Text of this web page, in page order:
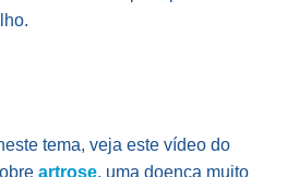
tema, veja este vídeo do
artrose, uma doença muito